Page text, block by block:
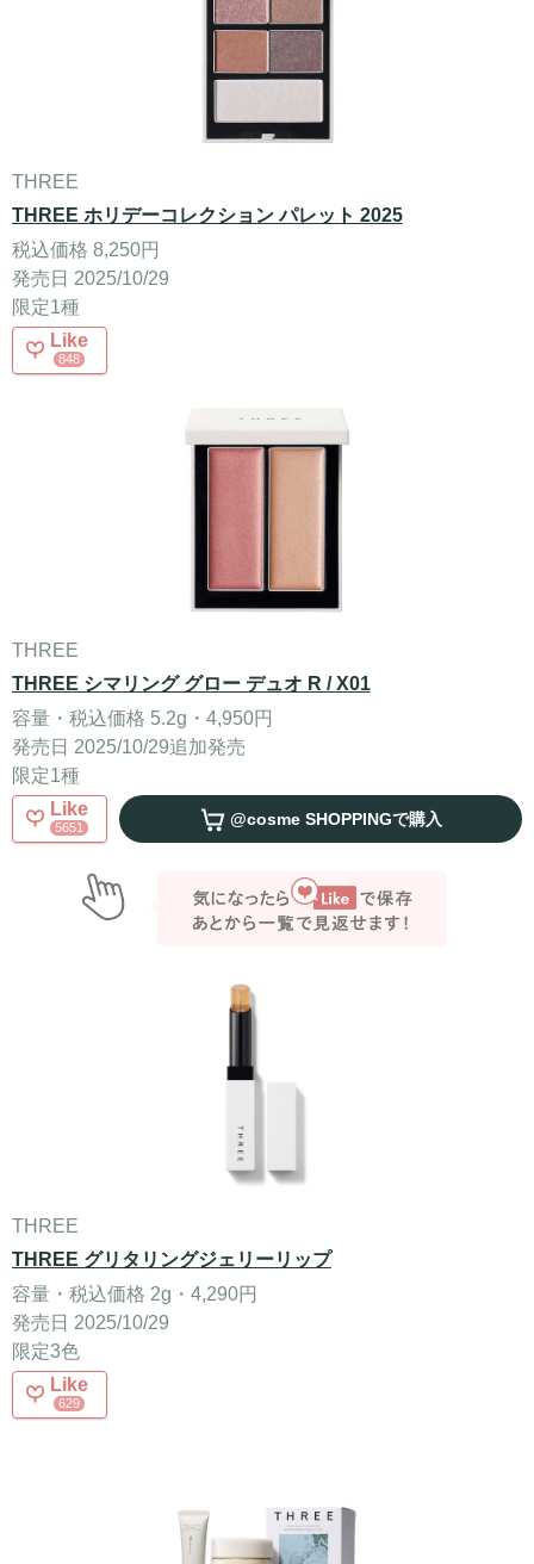
THREE
THREE ホリデーコレクション パレット 2025
税込価格 8,250円
発売日 2025/10/29
限定1種
Like
848
THREE
THREE シマリング グロー デュオ R / X01
容量・税込価格 5.2g・4,950円
発売日 2025/10/29追加発売
限定1種
Like
5651 @cosme SHOPPINGで購入
THREE
THREE グリタリングジェリーリップ
容量・税込価格 2g・4,290円
発売日 2025/10/29
限定3色
Like
629